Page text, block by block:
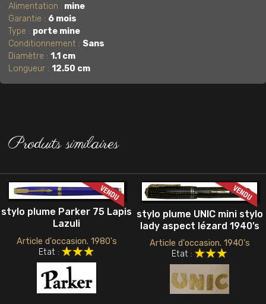
Alimentation : mine
Garantie : 6 mois
Type : porte mine
Conditionnement : Sans
Diamètre :1.1 cm
Longueur :12.50 cm
Produits similaires
stylo plume Parker 75 Lapis
Lazuli
Article d'occasion. 1980's
Etat :
stylo plume UNIC mini stylo
lady aspect lézard 1940’s
Article d'occasion. 1940's
Etat :